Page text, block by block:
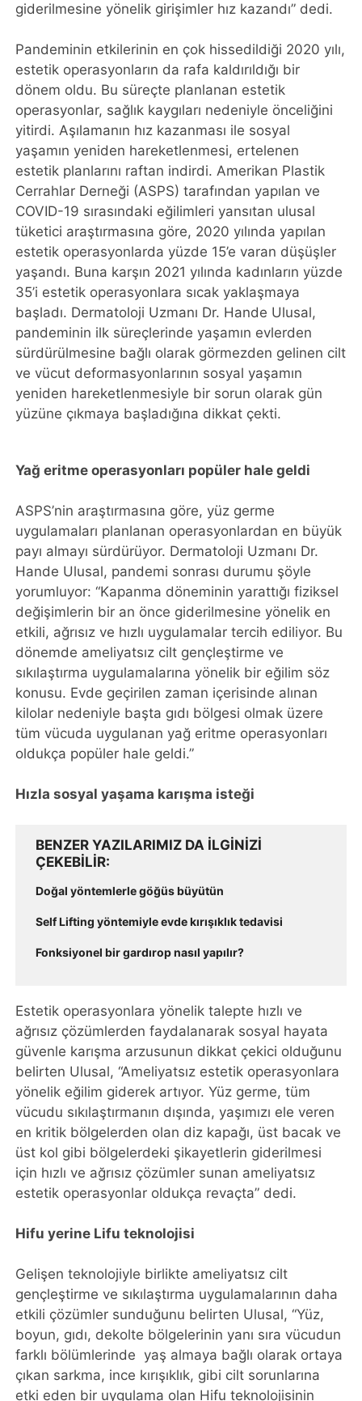
giderilmesine yönelik girişimler hız kazandı” dedi.
Pandeminin etkilerinin en çok hissedildiği 2020 yılı,
estetik operasyonların da rafa kaldırıldığı bir
dönem oldu. Bu süreçte planlanan estetik
operasyonlar, sağlık kaygıları nedeniyle önceliğini
yitirdi. Aşılamanın hız kazanması ile sosyal
yaşamın yeniden hareketlenmesi, ertelenen
estetik planlarını raftan indirdi. Amerikan Plastik
Cerrahlar Derneği (ASPS) tarafından yapılan ve
COVID-19 sırasındaki eğilimleri yansıtan ulusal
tüketici araştırmasına göre, 2020 yılında yapılan
estetik operasyonlarda yüzde 15’e varan düşüşler
yaşandı. Buna karşın 2021 yılında kadınların yüzde
35’i estetik operasyonlara sıcak yaklaşmaya
başladı. Dermatoloji Uzmanı Dr. Hande Ulusal,
pandeminin ilk süreçlerinde yaşamın evlerden
sürdürülmesine bağlı olarak görmezden gelinen cilt
ve vücut deformasyonlarının sosyal yaşamın
yeniden hareketlenmesiyle bir sorun olarak gün
yüzüne çıkmaya başladığına dikkat çekti.
Yağ eritme operasyonları popüler hale geldi
ASPS’nin araştırmasına göre, yüz germe
uygulamaları planlanan operasyonlardan en büyük
payı almayı sürdürüyor. Dermatoloji Uzmanı Dr.
Hande Ulusal, pandemi sonrası durumu şöyle
yorumluyor: “Kapanma döneminin yarattığı fiziksel
değişimlerin bir an önce giderilmesine yönelik en
etkili, ağrısız ve hızlı uygulamalar tercih ediliyor. Bu
dönemde ameliyatsız cilt gençleştirme ve
sıkılaştırma uygulamalarına yönelik bir eğilim söz
konusu. Evde geçirilen zaman içerisinde alınan
kilolar nedeniyle başta gıdı bölgesi olmak üzere
tüm vücuda uygulanan yağ eritme operasyonları
oldukça popüler hale geldi.”
Hızla sosyal yaşama karışma isteği
BENZER YAZILARIMIZ DA ILGINIZI
ÇEKEBILIR
Doğal yöntemlerle göğüs büyütün
Self Lifting yöntemiyle evde kırışıklık tedavisi
Fonksiyonel bir gardırop nasıl yapılır?
Estetik operasyonlara yönelik talepte hızlı ve
ağrısız çözümlerden faydalanarak sosyal hayata
güvenle karışma arzusunun dikkat çekici olduğunu
belirten Ulusal, “Ameliyatsız estetik operasyonlara
yönelik eğilim giderek artıyor. Yüz germe, tüm
vücudu sıkılaştırmanın dışında, yaşımızı ele veren
en kritik bölgelerden olan diz kapağı, üst bacak ve
üst kol gibi bölgelerdeki şikayetlerin giderilmesi
için hızlı ve ağrısız çözümler sunan ameliyatsız
estetik operasyonlar oldukça revaçta” dedi.
Hifu yerine Lifu teknolojisi
Gelişen teknolojiyle birlikte ameliyatsız cilt
gençleştirme ve sıkılaştırma uygulamalarının daha
etkili çözümler sunduğunu belirten Ulusal, “Yüz,
boyun, gıdı, dekolte bölgelerinin yanı sıra vücudun
farklı bölümlerinde yaş almaya bağlı olarak ortaya
çıkan sarkma, ince kırışıklık, gibi cilt sorunlarına
etki eden bir uygulama olan Hifu teknolojisinin